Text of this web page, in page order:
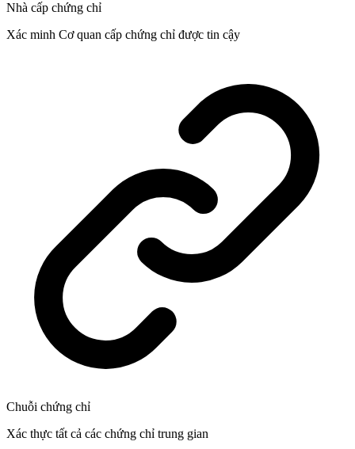
Nhà cấp chứng chỉ
Xác minh Cơ quan cấp chứng chỉ được tin cậy
Chuỗi chứng chỉ
Xác thực tất cả các chứng chỉ trung gian